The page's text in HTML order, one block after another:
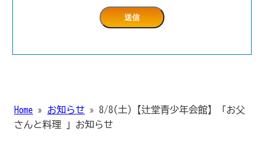
Home » お知らせ » 8/8(土)【辻堂青少年会館】「お父
さんと料理 」お知らせ